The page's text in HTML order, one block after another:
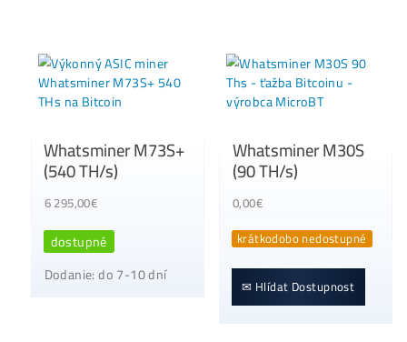
(204 TH/s)
1 783,00€
dostupné
Dodanie: do 7-10 dní
Kolik minery
vydělávají?
Kalkulačka ZDE
10,00€
dostupné